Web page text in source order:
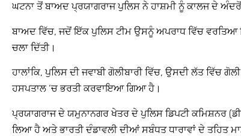
ਘਟਨਾ ਤੋਂ ਬਾਅਦ ਪ੍ਰਯਾਗਰਾਜ ਪੁਲਿਸ ਨੇ ਹਾਸ਼ਮੀ ਨੂੰ ਕਾਲਜ ਦੇ
ਬਾਅਦ ਵਿੱਚ, ਜਦੋਂ ਇੱਕ ਪੁਲਿਸ ਟੀਮ ਉਸਨੂੰ ਅਪਰਾਧ ਵਿੱਚ
ਚਲਾ ਦਿੱਤੀ।
ਹਾਲਾਂਕਿ, ਪੁਲਿਸ ਦੀ ਜਵਾਬੀ ਗੋਲੀਬਾਰੀ ਵਿੱਚ, ਉਸਦੀ ਲੱਤ
ਹਸਪਤਾਲ ‘ਚ ਭਰਤੀ ਕਰਵਾਇਆ ਗਿਆ ਹੈ।
ਪ੍ਰਯਾਗਰਾਜ ਦੇ ਯਮੁਨਾਨਗਰ ਖੇਤਰ ਦੇ ਪੁਲਿਸ ਡਿਪਟੀ ਕਮਿਸ਼ਨਰ
ਲਿਆ ਹੈ ਅਤੇ ਭਾਰਤੀ ਦੰਡਾਵਲੀ ਦੀਆਂ ਸਬੰਧਤ ਧਾਰਾਵਾਂ ਦੇ ਤਹਿਤ